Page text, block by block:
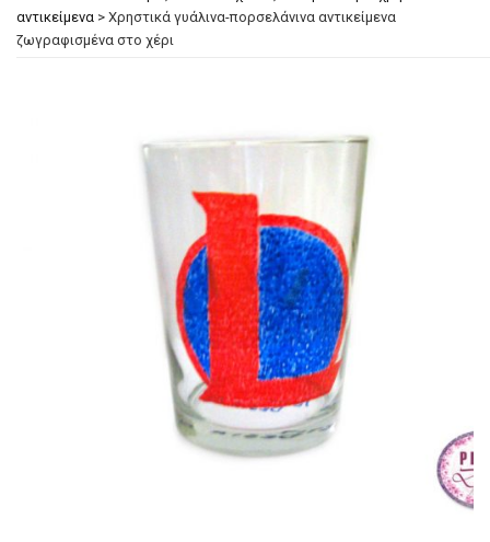
αντικείμενα > Χρηστικά γυάλινα-πορσελάνινα αντικείμενα
ζωγραφισμένα στο χέρι